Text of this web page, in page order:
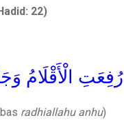
22)
رُفِعَتِ الْأَقْلَامُ
radhiallahu anhu)